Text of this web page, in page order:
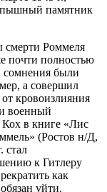
пышный памятник
смерти Роммеля
почти полностью
сомнения были
а совершил
кровоизлияния
военный
в книге «Лис
(Ростов н/Д,
стал
к Гитлеру
как
уйти.